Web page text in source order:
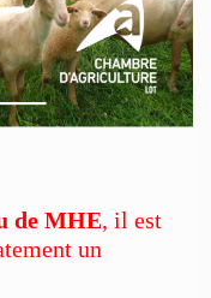
de MHE, il est
un